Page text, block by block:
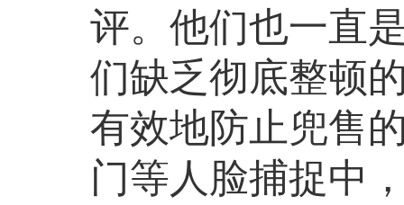
评。他们也一直
们缺乏彻底整顿
有效地防止兜售
门等人脸捕捉中